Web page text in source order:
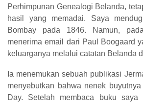
Perhimpunan Genealogi Belanda,
hasil yang memadai. Saya
Bombay pada 1846. Namun,
menerima email dari Paul Boogaard
keluarganya melalui catatan Belanda
Ia menemukan sebuah publikasi
menyebutkan bahwa nenek
Day. Setelah membaca buku saya